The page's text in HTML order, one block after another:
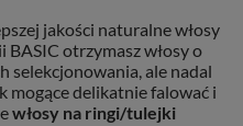
jakości naturalne włosy
BASIC otrzymasz włosy o
selekcjonowania, ale nadal
mogące delikatnie falować i
włosy na ringi/tulejki